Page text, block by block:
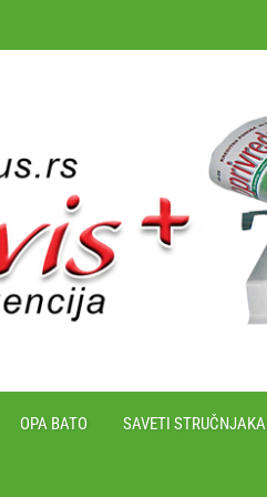
OPA BATO SAVETI STRUČNJAKA